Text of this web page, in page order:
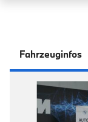
Fahrzeuginfos